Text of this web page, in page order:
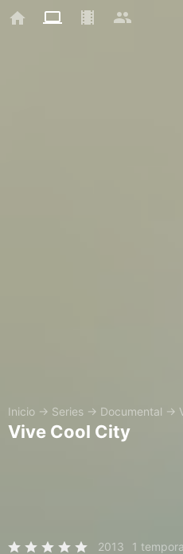
Inicio → Series → Documental →
Vive Cool City
2013 1